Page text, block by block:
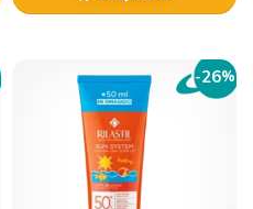
-26%